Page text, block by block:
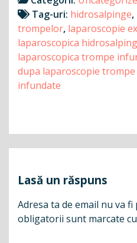
Tag-uri: hidrosalpinge,
trompelor, laparoscopie
laparoscopica
laparoscopica trompe
dupa laparoscopie
infundate
Lasă un răspuns
Adresa ta de email nu va fi
obligatorii sunt marcate cu